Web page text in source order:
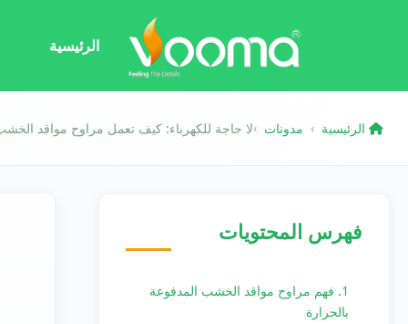
الرئيسية
الرئيسية › مدونات ›لا حاجة للكهرباء: كيف تعمل مراوح مواقد الخشب
فهرس المحتويات
1. فهم مراوح مواقد الخشب المدفوعة
بالحرارة